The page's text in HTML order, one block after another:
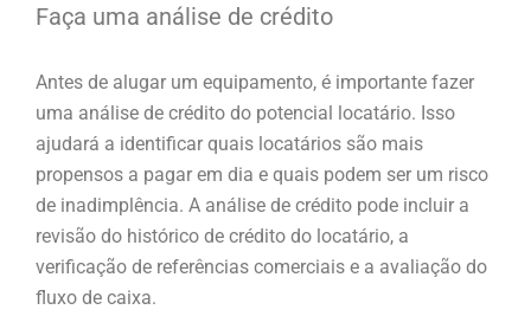
Faça uma análise de crédito
Antes de alugar um equipamento, é importante fazer
uma análise de crédito do potencial locatário. Isso
ajudará a identificar quais locatários são mais
propensos a pagar em dia e quais podem ser um risco
de inadimplência. A análise de crédito pode incluir a
revisão do histórico de crédito do locatário, a
verificação de referências comerciais e a avaliação do
fluxo de caixa.